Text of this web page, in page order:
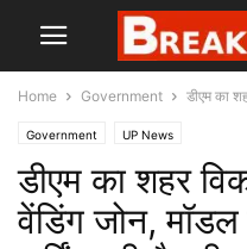
Home Government डीएम का
Government UP News
डीएम का शहर
वेंडिंग जोन,